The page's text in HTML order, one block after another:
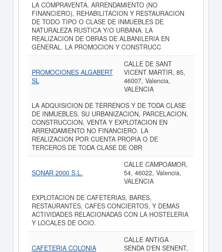
LA COMPRAVENTA, ARRENDAMIENTO (NO
FINANCIERO), REHABILITACION Y RESTAURACION
DE TODO TIPO O CLASE DE INMUEBLES DE
NATURALEZA RUSTICA Y/O URBANA. LA
REALIZACION DE OBRAS DE ALBANILERIA EN
GENERAL. LA PROMOCION Y CONSTRUCC
PROMOCIONES ALGABERT
SL
CALLE DE SANT
VICENT MARTIR, 85,
46007, Valencia,
VALENCIA
LA ADQUISICION DE TERRENOS Y DE TODA CLASE
DE INMUEBLES, SU URBANIZACION, PARCELACION,
CONSTRUCCION, VENTA Y EXPLOTACION EN
ARRENDAMIENTO NO FINANCIERO. LA
REALIZACION POR CUENTA PROPIA O DE
TERCEROS DE TODA CLASE DE OBR
SONAR 2000 S.L.
CALLE CAMPOAMOR,
54, 46022, Valencia,
VALENCIA
EXPLOTACION DE CAFETERIAS, BARES,
RESTAURANTES, CAFES CONCIERTOS, Y DEMAS
ACTIVIDADES RELACIONADAS CON LA HOSTELERIA
Y LOCALES DE OCIO.
CAFETERIA COLONIA
CALLE ANTIGA
SENDA D'EN SENENT,